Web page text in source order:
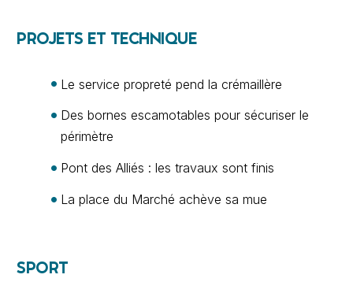
PROJETS ET TECHNIQUE
Le service propreté pend la crémaillère
Des bornes escamotables pour sécuriser le
périmètre
Pont des Alliés : les travaux sont finis
La place du Marché achève sa mue
SPORT